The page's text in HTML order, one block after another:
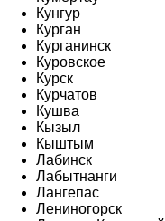
Кунгур
Курган
Курганинск
Куровское
Курск
Курчатов
Кушва
Кызыл
Кыштым
Лабинск
Лабытнанги
Лангепас
Лениногорск